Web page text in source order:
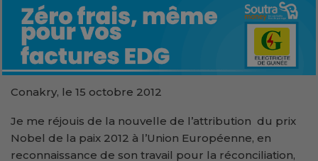
Conakry, le 15 octobre 2012
Je me réjouis de la nouvelle de l’attribution du prix
Nobel de la paix 2012 à l’Union Européenne, en
reconnaissance de son travail pour la réconciliation,